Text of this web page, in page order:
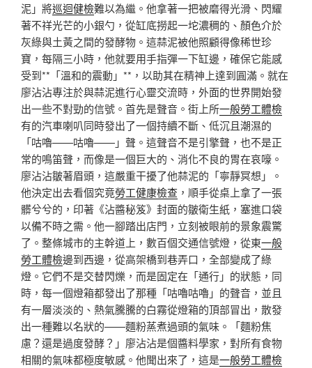
泥」將巡迴健檢難以為繼。他拿著一把被磨得光滑、閃耀
著不祥光芒的小銀勺，從缸底撈起一坨濃稠的、顏色介於
灰綠與土黃之間的發酵物。這蒜泥被他照顧得像稀世珍
寶，每隔三小時，他就要用手指彈一下缸邊，確保它能感
受到**「溫和的震動」**，以助其在精神上達到圓滿。就在
廖沾沾專注於與蒜泥進行心靈交流時，外面的世界開始發
出一些不對勁的信號。首先是聲音。街上所一般勞工體檢
有的汽車喇叭同時發出了一個持續不斷、低沉且潮濕的
「咕嚕——咕嚕——」聲。這聲音不是引擎聲，也不是正
常的鳴笛聲，而像是一個巨大的、消化不良的胃在哀嚎。
廖沾沾皺著眉頭，這嚴重干擾了他蒜泥的「寧靜冥想」。
他決定出去看個究竟勞工健康檢查 ，順手從桌上拿了一張
髒兮兮的，印著《沾醬秘笈》封面的皺衛生紙，塞進口袋
以備不時之需。他一腳踏出店門，立刻被眼前的景象震驚
了。整條城市的主幹道上，數百個交通信號燈，從東一般
勞工體檢邊到西邊，從高架橋到巷弄口，全部變成了綠
燈。它們不是交替閃爍，而是固定在「通行」的狀態，同
時，每一個燈箱都發出了那種「咕嚕咕嚕」的聲音，並且
有一層淡淡的、熱氣騰騰的白霧從燈箱的頂部冒出，散發
出一種難以名狀的——麵粉蒸煮過頭的氣味。「麵粉焦
慮？還是過度發酵？」廖沾沾是個醬料學家，對所有食物
相關的氣味都極度敏感。他聞出來了，這是一般勞工體檢